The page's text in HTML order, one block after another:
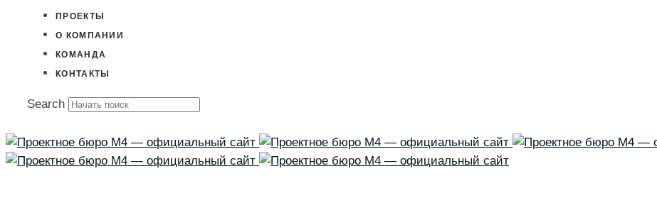
ПРОЕКТЫ
О КОМПАНИИ
КОМАНДА
КОНТАКТЫ
Search